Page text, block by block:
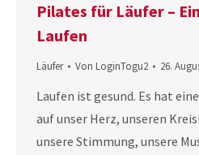
Pilates für Läufer –
Laufen
Läufer Von LoginTogu2 26.
Laufen ist gesund. Es hat
auf unser Herz, unseren
unsere Stimmung, unsere